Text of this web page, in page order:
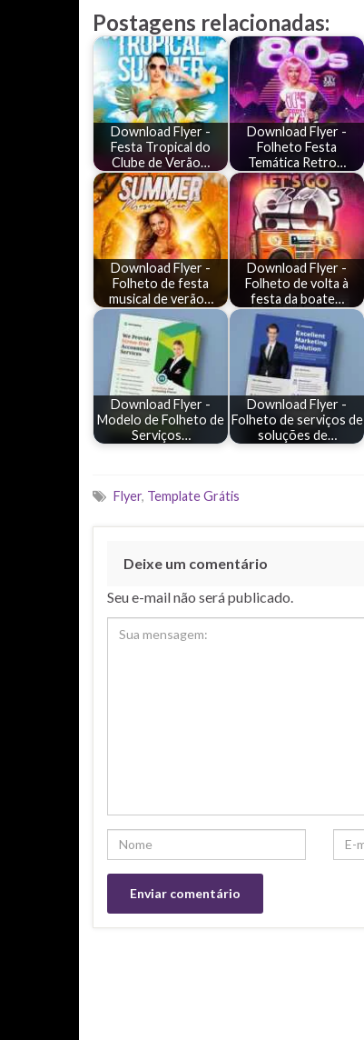
Postagens relacionadas:
Download Flyer -
Festa Tropical do
Clube de Verão…
Download Flyer -
Folheto Festa
Temática Retro…
Download Flyer -
Folheto de festa
musical de verão…
Download Flyer -
Folheto de volta à
festa da boate…
Download Flyer -
Modelo de Folheto de
Serviços…
Download Flyer -
Folheto de serviços de
soluções de…
Flyer, Template Grátis
Deixe um comentário
Seu e-mail não será publicado.